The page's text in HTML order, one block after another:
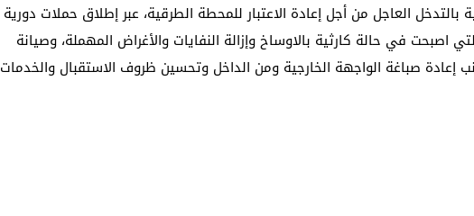
العاجل من أجل إعادة الاعتبار للمحطة الطرقية، عبر إطلاق حملات دورية
اصبحت في حالة كارثية بالاوساخ وإزالة النفايات والأغراض المهملة، وصيانة
إعادة صباغة الواجهة الخارجية ومن الداخل وتحسين ظروف الاستقبال والخدمات